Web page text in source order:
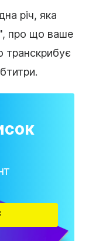
річ, яка
про що ваше
транскрибує